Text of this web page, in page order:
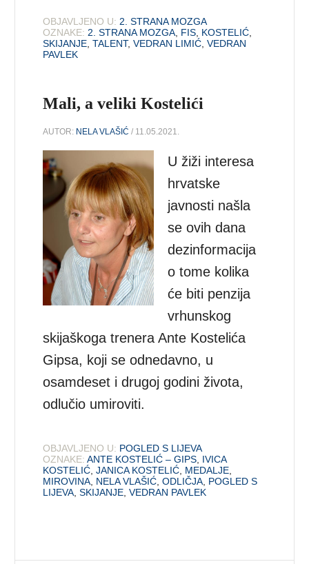
OBJAVLJENO U: 2. STRANA MOZGA
OZNAKE: 2. STRANA MOZGA FIS KOSTELIĆ
SKIJANJE ,TALENT,VEDRAN LIMIĆ ,VEDRAN
PAVLEK
Mali, a veliki Kostelići
AUTOR: NELA VLAŠIĆ / 11.05.2021.
U žiži interesa
hrvatske
javnosti našla
se ovih dana
dezinformacija
o tome kolika
će biti penzija
vrhunskog
skijaškoga trenera Ante Kostelića
Gipsa, koji se odnedavno, u
osamdeset i drugoj godini života,
odlučio umiroviti.
OBJAVLJENO U: POGLED S LIJEVA
OZNAKE: ANTE KOSTELIĆ – GIPS IVICA
KOSTELIĆ ,JANICA KOSTELIĆ MEDALJE
MIROVINA NELA VLAŠIĆ ,ODLIČJA POGLED S
LIJEVA ,SKIJANJE ,VEDRAN PAVLEK